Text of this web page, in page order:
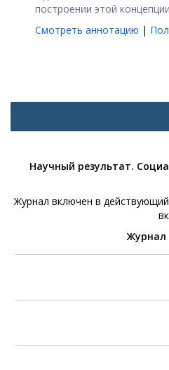
построении этой
Смотреть аннотацию |
Научный результат.
Журнал включен в
Журнал